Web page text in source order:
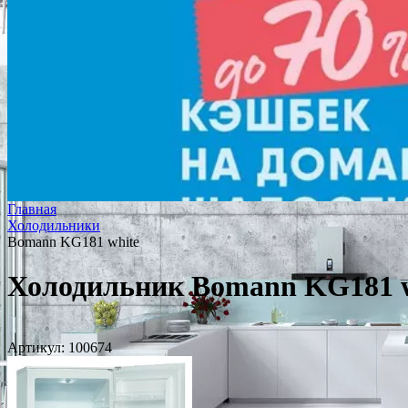
Главная
Холодильники
Bomann KG181 white
Холодильник Bomann KG181
Артикул: 100674